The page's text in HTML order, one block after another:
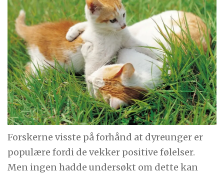
Forskerne visste på forhånd at dyreunger er
populære fordi de vekker positive følelser.
Men ingen hadde undersøkt om dette kan